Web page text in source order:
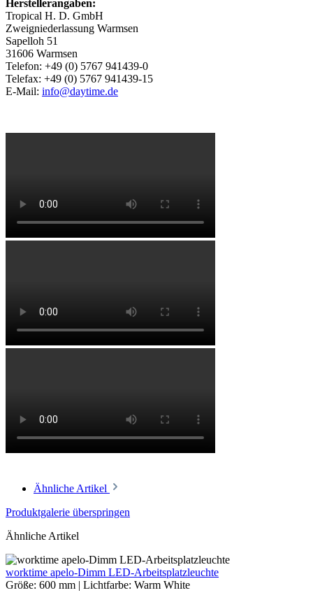
Herstellerangaben:
Tropical H. D. GmbH
Zweigniederlassung Warmsen
Sapelloh 51
31606 Warmsen
Telefon: +49 (0) 5767 941439-0
Telefax: +49 (0) 5767 941439-15
E-Mail: info@daytime.de
Ähnliche Artikel
Produktgalerie überspringen
Ähnliche Artikel
worktime apelo-Dimm LED-Arbeitsplatzleuchte
Größe: 600 mm | Lichtfarbe: Warm White